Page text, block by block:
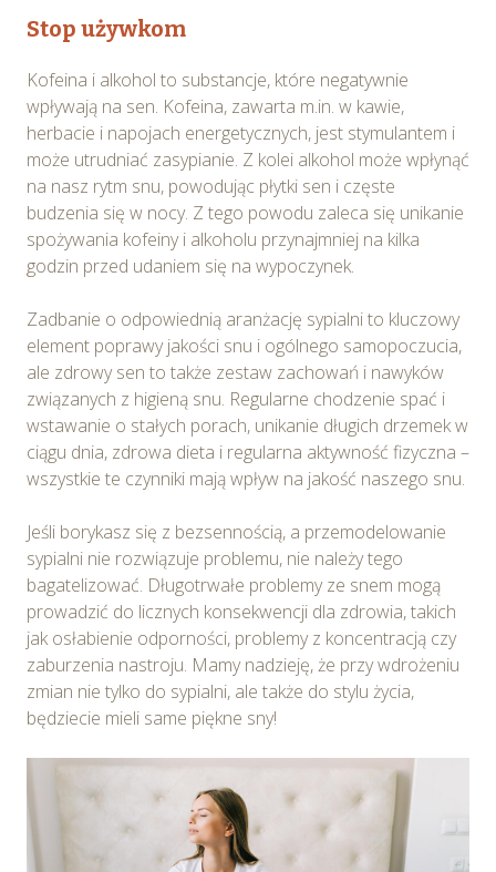
Stop używkom
Kofeina i alkohol to substancje, które negatywnie
wpływają na sen. Kofeina, zawarta m.in. w kawie,
herbacie i napojach energetycznych, jest stymulantem i
może utrudniać zasypianie. Z kolei alkohol może wpłynąć
na nasz rytm snu, powodując płytki sen i częste
budzenia się w nocy. Z tego powodu zaleca się unikanie
spożywania kofeiny i alkoholu przynajmniej na kilka
godzin przed udaniem się na wypoczynek.
Zadbanie o odpowiednią aranżację sypialni to kluczowy
element poprawy jakości snu i ogólnego samopoczucia,
ale zdrowy sen to także zestaw zachowań i nawyków
związanych z higieną snu. Regularne chodzenie spać i
wstawanie o stałych porach, unikanie długich drzemek w
ciągu dnia, zdrowa dieta i regularna aktywność fizyczna –
wszystkie te czynniki mają wpływ na jakość naszego snu.
Jeśli borykasz się z bezsennością, a przemodelowanie
sypialni nie rozwiązuje problemu, nie należy tego
bagatelizować. Długotrwałe problemy ze snem mogą
prowadzić do licznych konsekwencji dla zdrowia, takich
jak osłabienie odporności, problemy z koncentracją czy
zaburzenia nastroju. Mamy nadzieję, że przy wdrożeniu
zmian nie tylko do sypialni, ale także do stylu życia,
będziecie mieli same piękne sny!